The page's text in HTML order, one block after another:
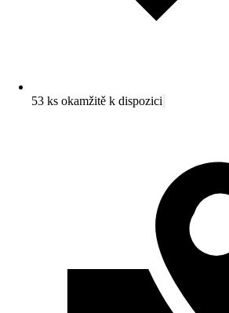
53 ks okamžitě k dispozici